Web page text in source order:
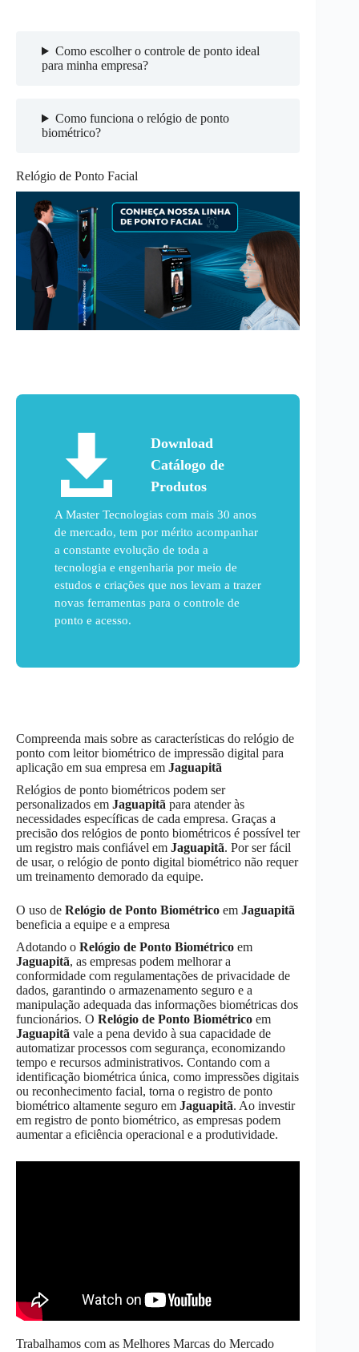
Como escolher o controle de ponto ideal
para minha empresa?
Como funciona o relógio de ponto
biométrico?
Relógio de Ponto Facial
Download
Catálogo de
Produtos
A Master Tecnologias com mais 30 anos
de mercado, tem por mérito acompanhar
a constante evolução de toda a
tecnologia e engenharia por meio de
estudos e criações que nos levam a trazer
novas ferramentas para o controle de
ponto e acesso.
Compreenda mais sobre as características do relógio de
ponto com leitor biométrico de impressão digital para
aplicação em sua empresa em Jaguapitã
Relógios de ponto biométricos podem ser
personalizados em Jaguapitã para atender às
necessidades específicas de cada empresa. Graças a
precisão dos relógios de ponto biométricos é possível ter
um registro mais confiável em Jaguapitã. Por ser fácil
de usar, o relógio de ponto digital biométrico não requer
um treinamento demorado da equipe.
O uso de Relógio de Ponto Biométrico em Jaguapitã
beneficia a equipe e a empresa
Adotando o Relógio de Ponto Biométrico em
Jaguapitã, as empresas podem melhorar a
conformidade com regulamentações de privacidade de
dados, garantindo o armazenamento seguro e a
manipulação adequada das informações biométricas dos
funcionários. O Relógio de Ponto Biométrico em
Jaguapitã vale a pena devido à sua capacidade de
automatizar processos com segurança, economizando
tempo e recursos administrativos. Contando com a
identificação biométrica única, como impressões digitais
ou reconhecimento facial, torna o registro de ponto
biométrico altamente seguro em Jaguapitã. Ao investir
em registro de ponto biométrico, as empresas podem
aumentar a eficiência operacional e a produtividade.
Trabalhamos com as Melhores Marcas do Mercado